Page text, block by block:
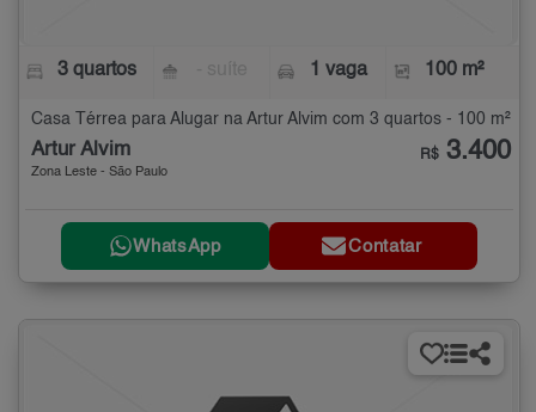
3 quartos 1 vaga 100 m²
Casa Térrea para Alugar na Artur Alvim com 3 quartos - 100 m²
Artur Alvim
Zona Leste - São Paulo
R$ 3.400
WhatsApp Contatar